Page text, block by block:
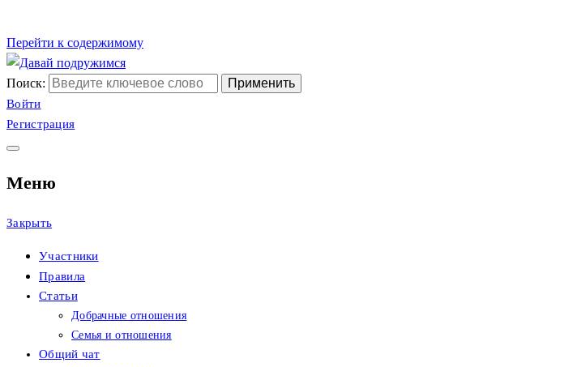
Перейти к содержимому
Сайт христианских знакомств
Давай подружимся
Поиск:
Войти
Регистрация
Меню
Закрыть
Участники
Правила
Статьи
Добрачные отношения
Семья и отношения
Общий чат